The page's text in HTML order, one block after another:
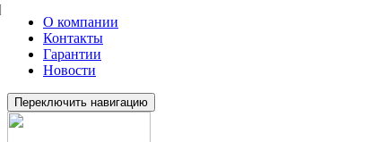
О компании
Контакты
Гарантии
Новости
Переключить навигацию